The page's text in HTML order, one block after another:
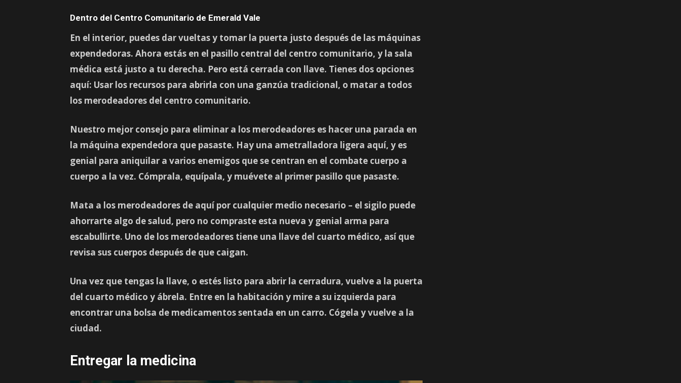
Dentro del Centro Comunitario de Emerald Vale
En el interior, puedes dar vueltas y tomar la puerta justo después de las máquinas
expendedoras. Ahora estás en el pasillo central del centro comunitario, y la sala
médica está justo a tu derecha. Pero está cerrada con llave. Tienes dos opciones
aquí: Usar los recursos para abrirla con una ganzúa tradicional, o matar a todos
los merodeadores del centro comunitario.
Nuestro mejor consejo para eliminar a los merodeadores es hacer una parada en
la máquina expendedora que pasaste. Hay una ametralladora ligera aquí, y es
genial para aniquilar a varios enemigos que se centran en el combate cuerpo a
cuerpo a la vez. Cómprala, equípala, y muévete al primer pasillo que pasaste.
Mata a los merodeadores de aquí por cualquier medio necesario – el sigilo puede
ahorrarte algo de salud, pero no compraste esta nueva y genial arma para
escabullirte. Uno de los merodeadores tiene una llave del cuarto médico, así que
revisa sus cuerpos después de que caigan.
Una vez que tengas la llave, o estés listo para abrir la cerradura, vuelve a la puerta
del cuarto médico y ábrela. Entre en la habitación y mire a su izquierda para
encontrar una bolsa de medicamentossentada en un carro. Cógela y vuelve a la
ciudad.
Entregar la medicina